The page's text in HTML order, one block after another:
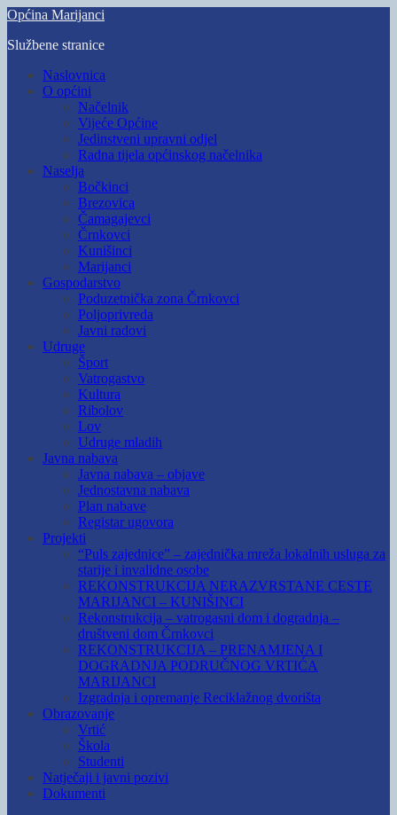
Skip
main
Općina Marijanci
Službene stranice
Toggle
mobile
Naslovnica
O općini
Načelnik
Vijeće Općine
Jedinstveni upravni odjel
Radna tijela općinskog načelnika
Naselja
Bočkinci
Brezovica
Čamagajevci
Črnkovci
Kunišinci
Marijanci
Gospodarstvo
Poduzetnička zona Črnkovci
Poljoprivreda
Javni radovi
Udruge
Šport
Vatrogastvo
Kultura
Ribolov
Lov
Udruge mladih
Javna nabava
Javna nabava – objave
Jednostavna nabava
Plan nabave
Registar ugovora
Projekti
“Puls zajednice” – zajednička mreža lokalnih usluga za
starije i invalidne osobe
REKONSTRUKCIJA NERAZVRSTANE CESTE
MARIJANCI – KUNIŠINCI
Rekonstrukcija – vatrogasni dom i dogradnja –
društveni dom Črnkovci
REKONSTRUKCIJA – PRENAMJENA I
DOGRADNJA PODRUČNOG VRTIĆA
MARIJANCI
Izgradnja i opremanje Reciklažnog dvorišta
Obrazovanje
Vrtić
Škola
Studenti
Natječaji i javni pozivi
Dokumenti